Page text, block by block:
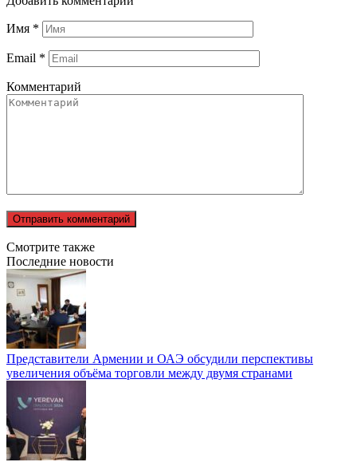
Имя *
Email *
Комментарий
Смотрите также
Последние новости
Представители Армении и ОАЭ обсудили перспективы
увеличения объёма торговли между двумя странами